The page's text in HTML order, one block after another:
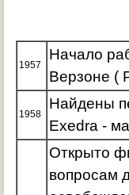
1957
Начало
Верзоне (
1958
Найдены
Exedra -
Открыто
вопросам